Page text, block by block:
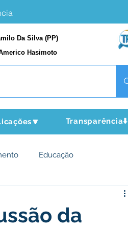
Da Silva (PP)
Hasimoto
Transparência⬇️
Educação
da